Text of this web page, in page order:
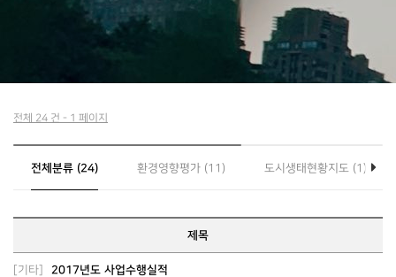
전체 24 건 - 1 페이지
전체분류 (24) 환경영향평가 (11) 도시생태현황지도 (1)
제목
[기타] 2017년도 사업수행실적